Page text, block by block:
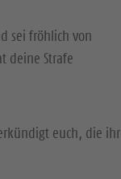
sei fröhlich von
deine Strafe
euch, die ihr